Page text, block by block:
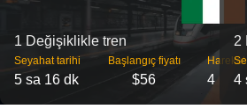
1 Değişiklikle tren
Seyahat tarihi
5 sa 16 dk
Başlangıç ​​fiyatı
$56
Hareket
4
2
4